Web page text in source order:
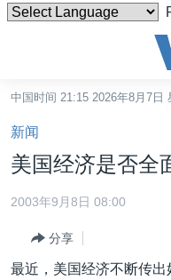
碍
链
接
跳
转
容
港澳
国际
中国时间 21:15 2026年8月7日
新闻
美国经济是否全
2003年9月8日 08:00
分享
最近，美国经济不断传出